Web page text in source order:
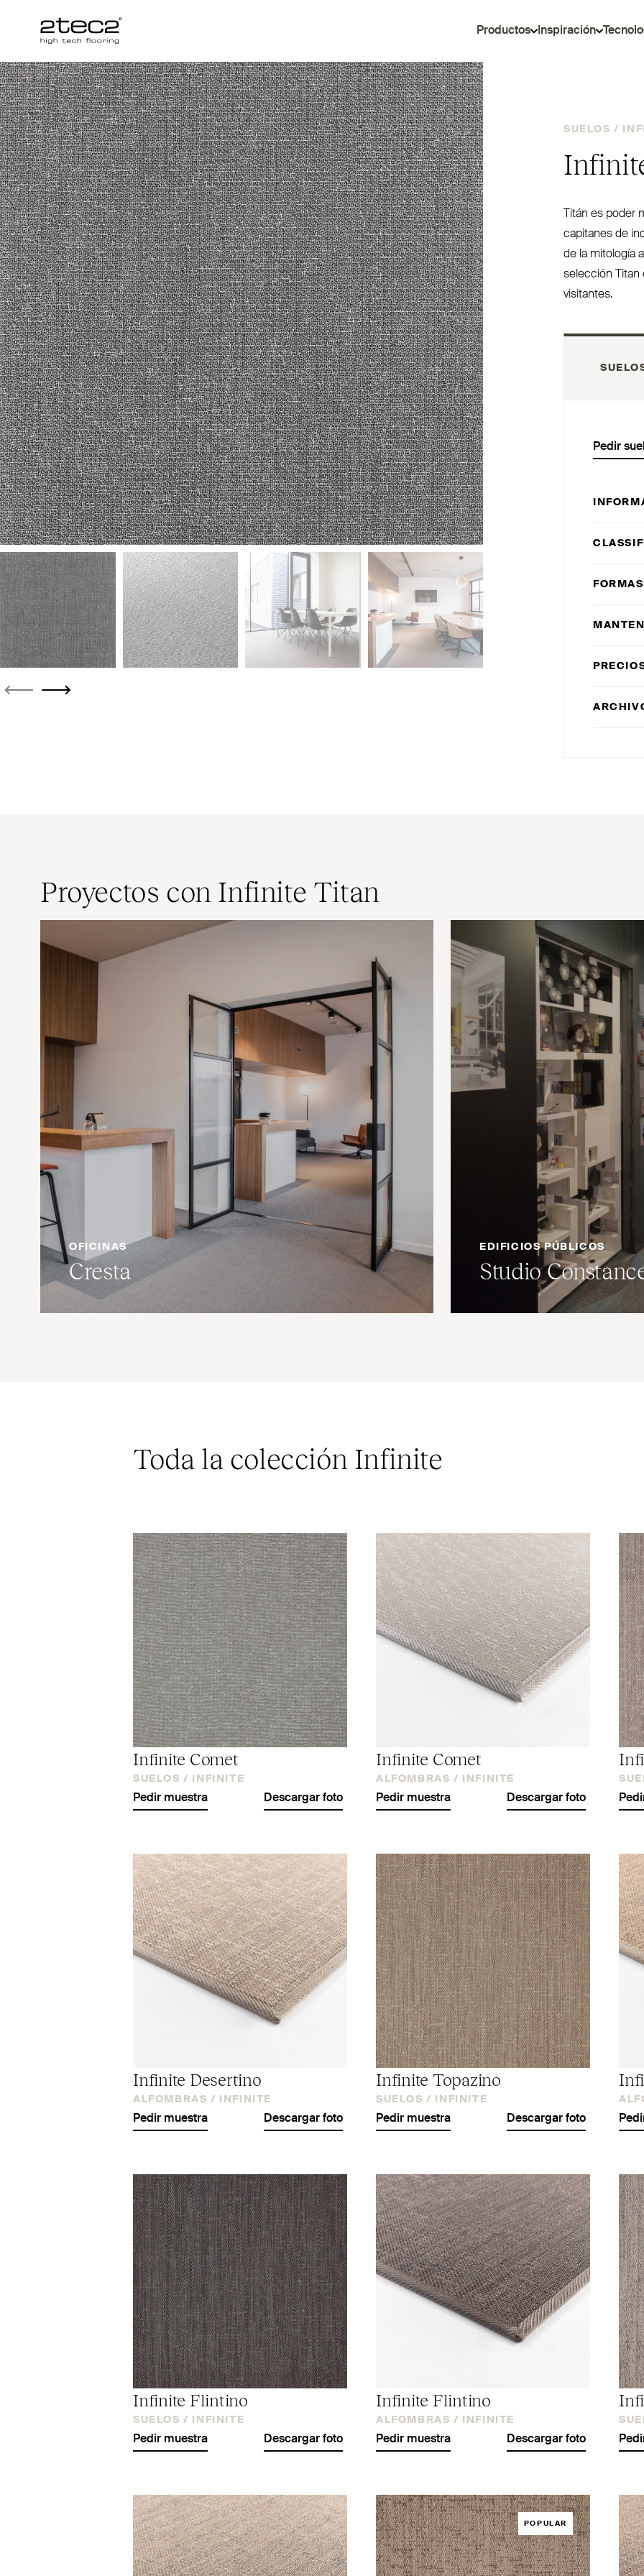
Primary Productos Inspiración
SUELOS /
Titán es poder
capitanes de
de la mitología
selección Titan
visitantes.
Pedir
Proyectos con Infinite Titan
OFICINAS
Cresta
EDIFICIOS PÚBLICOS
Studio
Toda la colección Infinite
Infinite Comet
SUELOS / INFINITE
Pedir muestra Descargar foto
Infinite Comet
ALFOMBRAS / INFINITE
Pedir muestra Descargar foto
Infinite Desertino
ALFOMBRAS / INFINITE
Pedir muestra Descargar foto
Infinite Topazino
SUELOS / INFINITE
Pedir muestra Descargar foto
Infinite Flintino
SUELOS / INFINITE
Pedir muestra Descargar foto
Infinite Flintino
ALFOMBRAS / INFINITE
Pedir muestra Descargar foto
POPULAR